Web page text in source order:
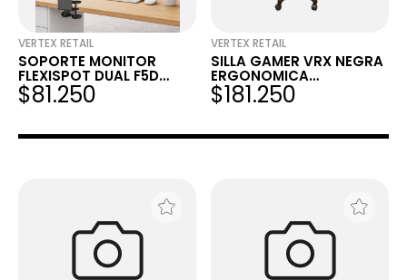
VERTEX RETAIL
SOPORTE MONITOR
FLEXISPOT DUAL F5D
BLANCO
$81.250
VERTEX RETAIL
SILLA GAMER VRX NEGRA
ERGONOMICA
RECLINABLE ALTURA
REGULABLE
$181.250